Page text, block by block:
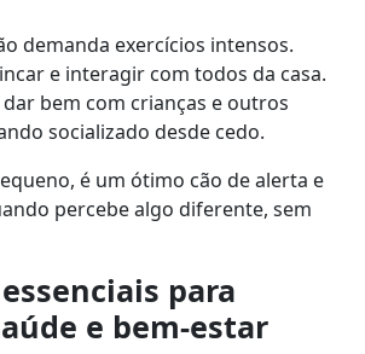
demanda exercícios intensos.
e interagir com todos da casa.
dar bem com crianças e outros
socializado desde cedo.
é um ótimo cão de alerta e
percebe algo diferente, sem
para
e bem‑estar